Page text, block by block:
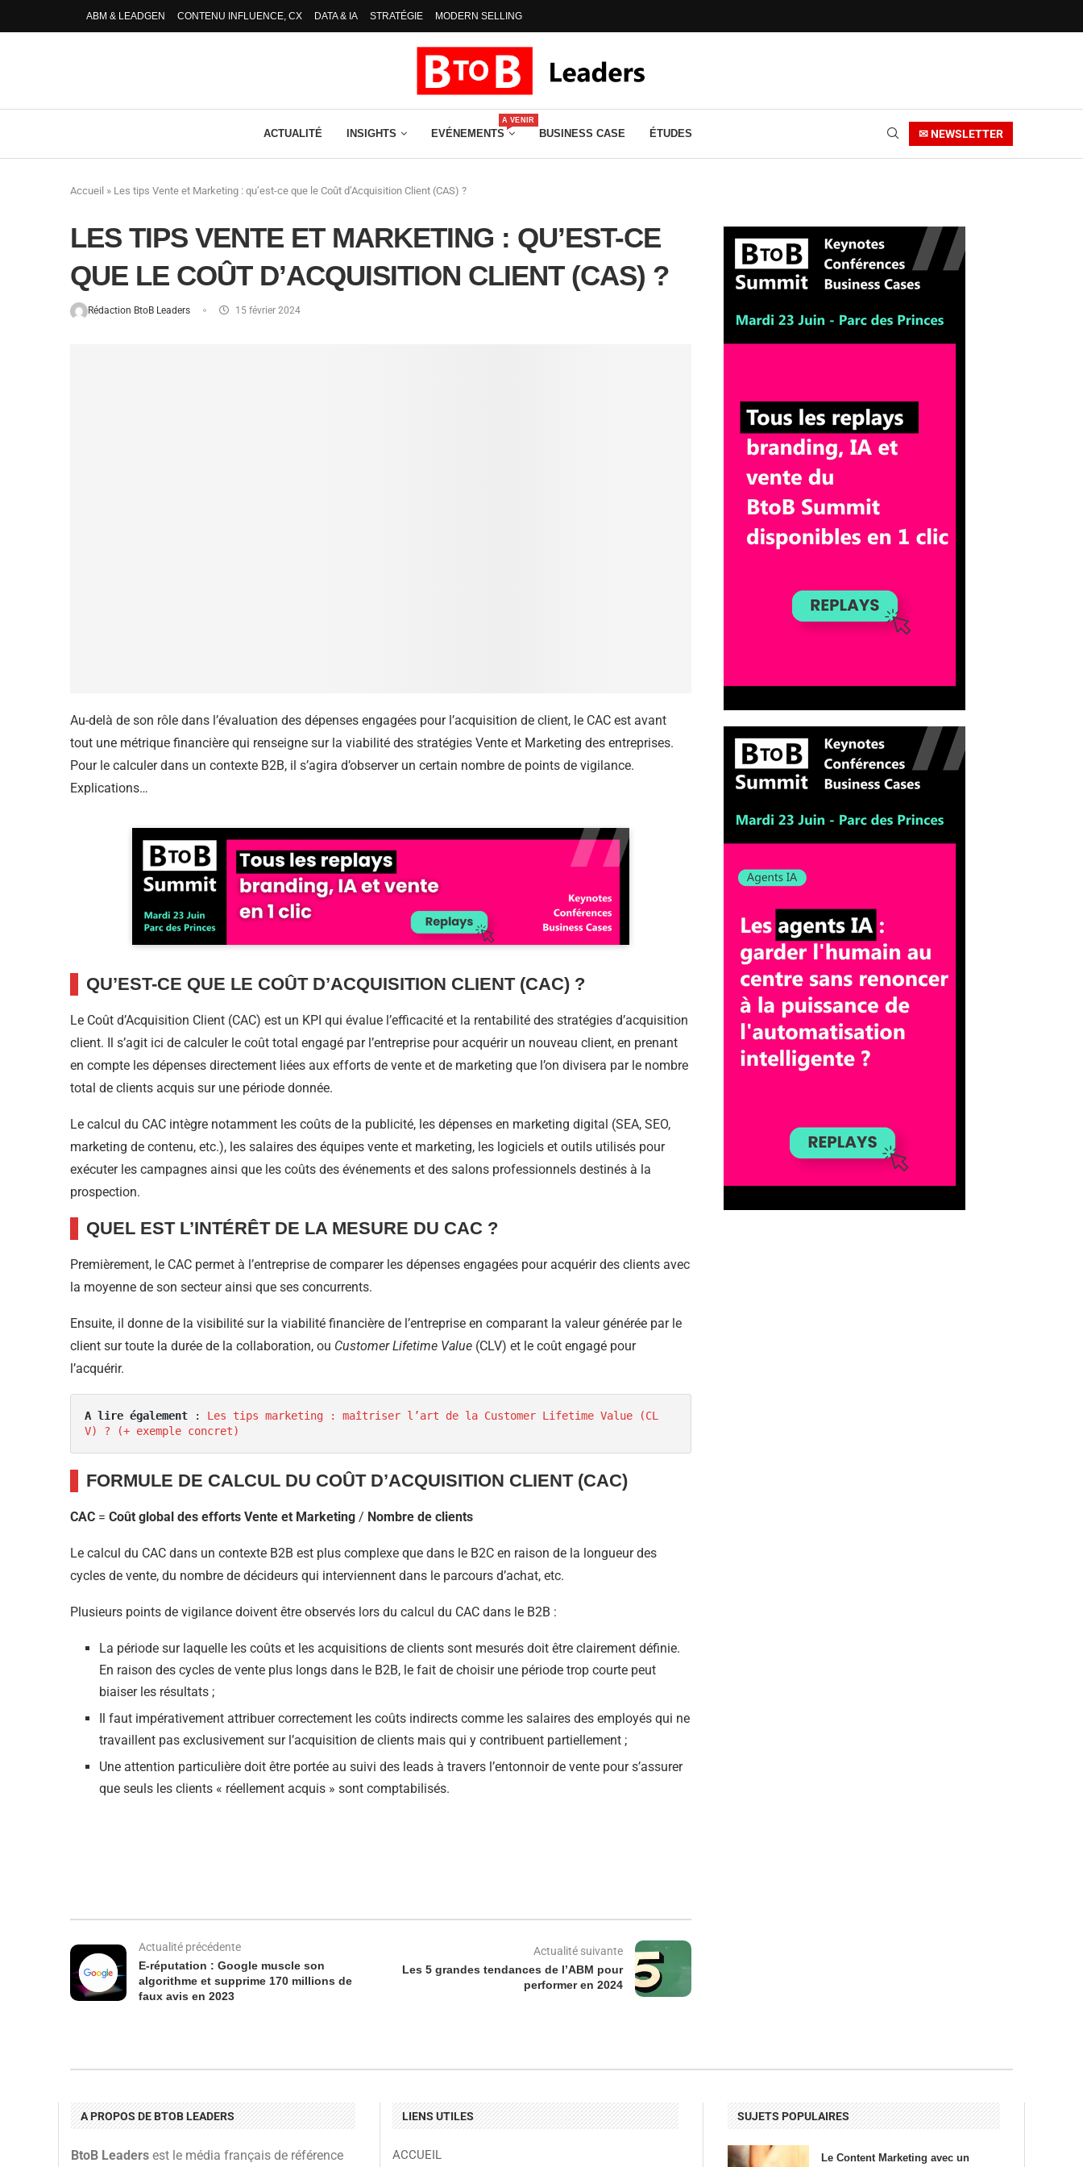
ABM & LEADGEN CONTENU INFLUENCE, CX DATA & IA STRATÉGIE MODERN SELLING
ACTUALITÉ INSIGHTS EVÉNEMENTS
A VENIR
BUSINESS CASE ÉTUDES ✉ NEWSLETTER
Accueil » Les tips Vente et Marketing : qu’est-ce que le Coût d’Acquisition Client (CAS) ?
LES TIPS VENTE ET MARKETING : QU’EST-CE
QUE LE COÛT D’ACQUISITION CLIENT (CAS) ?
Rédaction BtoB Leaders 15 février 2024
Au-delà de son rôle dans l’évaluation des dépenses engagées pour l’acquisition de client, le CAC est avant
tout une métrique financière qui renseigne sur la viabilité des stratégies Vente et Marketing des entreprises.
Pour le calculer dans un contexte B2B, il s’agira d’observer un certain nombre de points de vigilance.
Explications…
QU’EST-CE QUE LE COÛT D’ACQUISITION CLIENT (CAC) ?
Le Coût d’Acquisition Client (CAC) est un KPI qui évalue l’efficacité et la rentabilité des stratégies d’acquisition
client. Il s’agit ici de calculer le coût total engagé par l’entreprise pour acquérir un nouveau client, en prenant
en compte les dépenses directement liées aux efforts de vente et de marketing que l’on divisera par le nombre
total de clients acquis sur une période donnée.
Le calcul du CAC intègre notamment les coûts de la publicité, les dépenses en marketing digital (SEA, SEO,
marketing de contenu, etc.), les salaires des équipes vente et marketing, les logiciels et outils utilisés pour
exécuter les campagnes ainsi que les coûts des événements et des salons professionnels destinés à la
prospection.
QUEL EST L’INTÉRÊT DE LA MESURE DU CAC ?
Premièrement, le CAC permet à l’entreprise de comparer les dépenses engagées pour acquérir des clients avec
la moyenne de son secteur ainsi que ses concurrents.
Ensuite, il donne de la visibilité sur la viabilité financière de l’entreprise en comparant la valeur générée par le
client sur toute la durée de la collaboration, ou Customer Lifetime Value (CLV) et le coût engagé pour
l’acquérir.
A lire également : Les tips marketing : maîtriser l’art de la Customer Lifetime Value (CL
V) ? (+ exemple concret)
FORMULE DE CALCUL DU COÛT D’ACQUISITION CLIENT (CAC)
CAC = Coût global des efforts Vente et Marketing / Nombre de clients
Le calcul du CAC dans un contexte B2B est plus complexe que dans le B2C en raison de la longueur des
cycles de vente, du nombre de décideurs qui interviennent dans le parcours d’achat, etc.
Plusieurs points de vigilance doivent être observés lors du calcul du CAC dans le B2B :
La période sur laquelle les coûts et les acquisitions de clients sont mesurés doit être clairement définie.
En raison des cycles de vente plus longs dans le B2B, le fait de choisir une période trop courte peut
biaiser les résultats ;
Il faut impérativement attribuer correctement les coûts indirects comme les salaires des employés qui ne
travaillent pas exclusivement sur l’acquisition de clients mais qui y contribuent partiellement ;
Une attention particulière doit être portée au suivi des leads à travers l’entonnoir de vente pour s’assurer
que seuls les clients « réellement acquis » sont comptabilisés.
Actualité précédente
E-réputation : Google muscle son
algorithme et supprime 170 millions de
faux avis en 2023
Actualité suivante
Les 5 grandes tendances de l’ABM pour
performer en 2024
A PROPOS DE BTOB LEADERS
BtoB Leaders est le média français de référence
LIENS UTILES
ACCUEIL
SUJETS POPULAIRES
Le Content Marketing avec un